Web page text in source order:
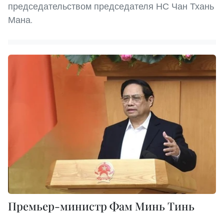
председательством председателя НС Чан Тхань
Мана.
Премьер-министр Фам Минь Тинь